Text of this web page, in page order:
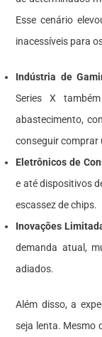
Esse cenário
inacessíveis para
Indústria de
Series X
abastecimento,
conseguir comprar
Eletrônicos de
e até dispositivos
escassez de chips.
Inovações
demanda atual,
adiados.
Além disso, a
seja lenta. Mesmo